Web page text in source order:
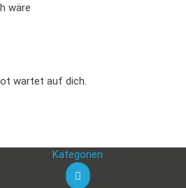
wäre
wartet auf dich.
Kategorien